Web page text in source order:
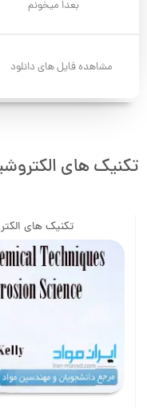
بعدا میخونم
مشاهده فایل های دانلود
تکنیک های
تکنیک های